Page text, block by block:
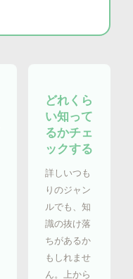
どれくら
い知って
るかチェ
ックする
詳しいつも
りのジャン
ルでも、知
識の抜け落
ちがあるか
もしれませ
ん。上から